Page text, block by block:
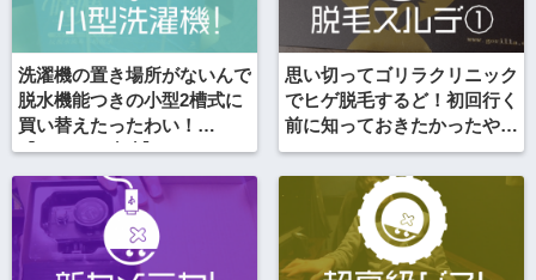
洗濯機の置き場所がないんで
脱水機能つきの小型2槽式に
買い替えたったわい！
【ALUMIS晴晴】
思い切ってゴリラクリニック
でヒゲ脱毛するど！初回行く
前に知っておきたかったやっ
とくべきこと・やってはいけ
ないことなど【永久脱毛の記
録#1】